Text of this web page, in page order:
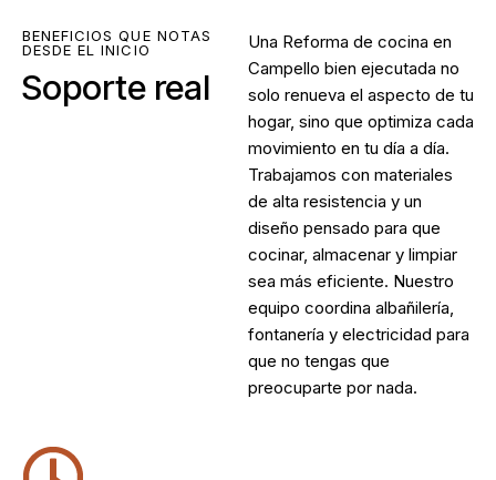
BENEFICIOS QUE NOTAS
DESDE EL INICIO
Soporte real
Una Reforma de cocina en
Campello bien ejecutada no
solo renueva el aspecto de tu
hogar, sino que optimiza cada
movimiento en tu día a día.
Trabajamos con materiales
de alta resistencia y un
diseño pensado para que
cocinar, almacenar y limpiar
sea más eficiente. Nuestro
equipo coordina albañilería,
fontanería y electricidad para
que no tengas que
preocuparte por nada.